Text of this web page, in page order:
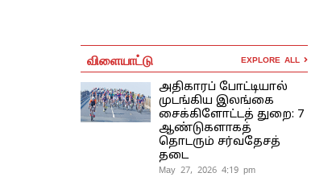
விளையாட்டு EXPLORE ALL
அதிகாரப் போட்டியால்
முடங்கிய இலங்கை
சைக்கிளோட்டத் துறை: 7
ஆண்டுகளாகத்
தொடரும் சர்வதேசத்
தடை
May 27, 2026 4:19 pm